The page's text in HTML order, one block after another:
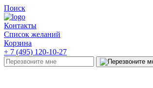
Поиск
Контакты
Список желаний
Корзина
+ 7 (495) 120-10-27